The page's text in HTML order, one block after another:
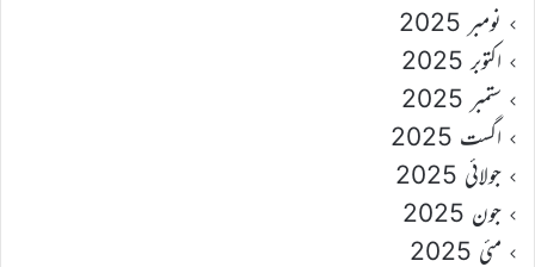
نومبر 2025
اکتوبر 2025
ستمبر 2025
اگست 2025
جولائی 2025
جون 2025
مئی 2025